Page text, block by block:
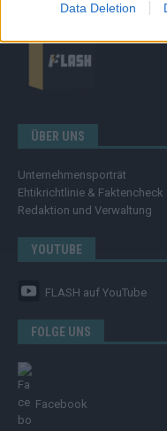
Data Deletion
ÜBER UNS
Unternehmensporträt
Ehtikrichtlinie & Faktencheck
Redaktion und Verwaltung
YOUTUBE
FLASH auf YouTube
FOLGE UNS
Facebook